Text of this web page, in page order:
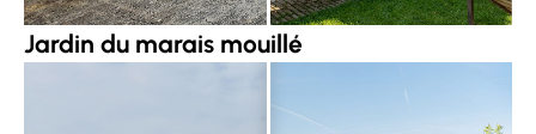
Jardin du marais mouillé